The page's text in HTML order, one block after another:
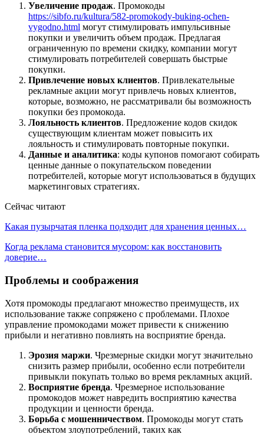
Увеличение продаж. Промокоды
https://sibfo.ru/kultura/582-promokody-buking-ochen-
vygodno.html могут стимулировать импульсивные
покупки и увеличить объем продаж. Предлагая
ограниченную по времени скидку, компании могут
стимулировать потребителей совершать быстрые
покупки.
Привлечение новых клиентов. Привлекательные
рекламные акции могут привлечь новых клиентов,
которые, возможно, не рассматривали бы возможность
покупки без промокода.
Лояльность клиентов. Предложение кодов скидок
существующим клиентам может повысить их
лояльность и стимулировать повторные покупки.
Данные и аналитика: коды купонов помогают собирать
ценные данные о покупательском поведении
потребителей, которые могут использоваться в будущих
маркетинговых стратегиях.
Сейчас читают
Какая пузырчатая пленка подходит для хранения ценных…
Когда реклама становится мусором: как восстановить
доверие…
Проблемы и соображения
Хотя промокоды предлагают множество преимуществ, их
использование также сопряжено с проблемами. Плохое
управление промокодами может привести к снижению
прибыли и негативно повлиять на восприятие бренда.
Эрозия маржи. Чрезмерные скидки могут значительно
снизить размер прибыли, особенно если потребители
привыкли покупать только во время рекламных акций.
Восприятие бренда. Чрезмерное использование
промокодов может навредить восприятию качества
продукции и ценности бренда.
Борьба с мошенничеством. Промокоды могут стать
объектом злоупотреблений, таких как